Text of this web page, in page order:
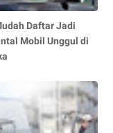
Daftar Jadi
Mobil Unggul di